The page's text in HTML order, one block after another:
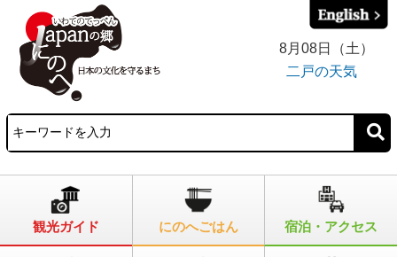
8月08日（土）
二戸の天気
観光ガイド にのへごはん 宿泊・アクセス